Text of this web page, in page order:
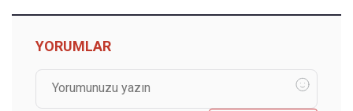
YORUMLAR